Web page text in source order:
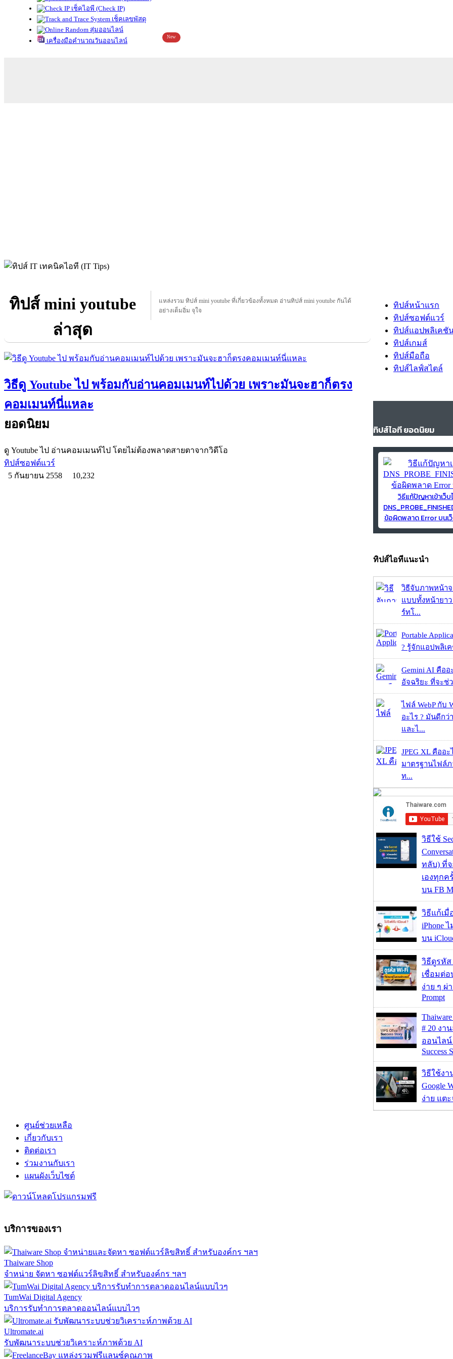
เช็คไอพี (Check IP)
เช็คเลขพัสดุ
สุ่มออนไลน์
เครื่องมือคำนวณวันออนไลน์
New
ทิปส์ mini youtube
ล่าสุด
แหล่งรวม ทิปส์ mini youtube ที่เกี่ยวข้องทั้งหมด อ่านทิปส์ mini youtube กันได้
อย่างเต็มอิ่ม จุใจ
วิธีดู Youtube ไป พร้อมกับอ่านคอมเมนท์ไปด้วย เพราะมันจะฮาก็ตรง
คอมเมนท์นี่แหละ
ยอดนิยม
ดู Youtube ไป อ่านคอมเมนท์ไป โดยไม่ต้องพลาดสายตาจากวิดีโอ
ทิปส์ซอฟต์แวร์
5 กันยายน 2558
10,232
ทิปส์หน้าแรก
ทิปส์ซอฟต์แวร์
ทิปส์แอปพลิเคชั
ทิปส์เกมส์
ทิปส์มือถือ
ทิปส์ไลฟ์สไตล์
ทิปส์ไอที ยอดนิยม
วิธีแก้ปัญหาเข้าเว็บ
ข้อผิดพลาด Error บนเว็
ทิปส์ไอทีแนะนำ
วิธีจับภาพหน้าจ
แบบทั้งหน้ายา
ร์ทโ...
Portable
? รู้จักแอปพลิเ
Gemini AI คืออ
อัจฉริยะ ที่จะช่
ไฟล์ WebP กับ
อะไร ? มันดีกว่
และไ...
JPEG XL คืออะ
มาตรฐานไฟล์
ท...
วิธีใช้
ทลับ) ที่
เองทุกค
บน FB
วิธีแก้เ
iPhone
บน
วิธีดูรหัส
เชื่อมต่อ
ง่าย ๆ ผ่
Prompt
# 20 งา
ออนไลน์
Success
วิธีใช้งา
Google
ง่าย แต
ศูนย์ช่วยเหลือ
เกี่ยวกับเรา
ติดต่อเรา
ร่วมงานกับเรา
แผนผังเว็บไซต์
บริการของเรา
Thaiware Shop
จำหน่าย จัดหา ซอฟต์แวร์ลิขสิทธิ์ สำหรับองค์กร ฯลฯ
TumWai Digital Agency
บริการรับทำการตลาดออนไลน์แบบไวๆ
Ultromate.ai
รับพัฒนาระบบช่วยวิเคราะห์ภาพด้วย AI